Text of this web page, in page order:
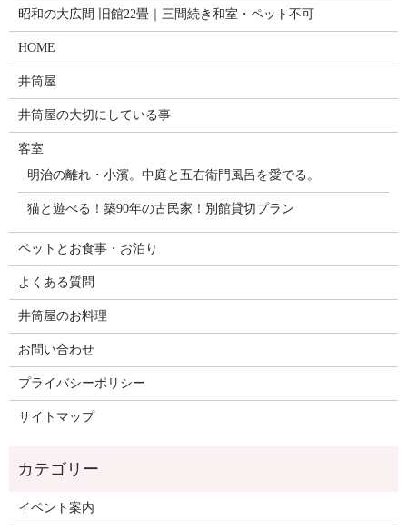
昭和の大広間 旧館22畳｜三間続き和室・ペット不可
HOME
井筒屋
井筒屋の大切にしている事
客室
明治の離れ・小濱。中庭と五右衛門風呂を愛でる。
猫と遊べる！築90年の古民家！別館貸切プラン
ペットとお食事・お泊り
よくある質問
井筒屋のお料理
お問い合わせ
プライバシーポリシー
サイトマップ
イベント案内